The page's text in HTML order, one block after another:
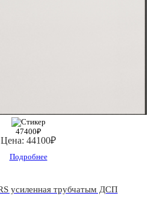
47400₽
Цена: 44100₽
Подробнее
усиленная трубчатым ДСП